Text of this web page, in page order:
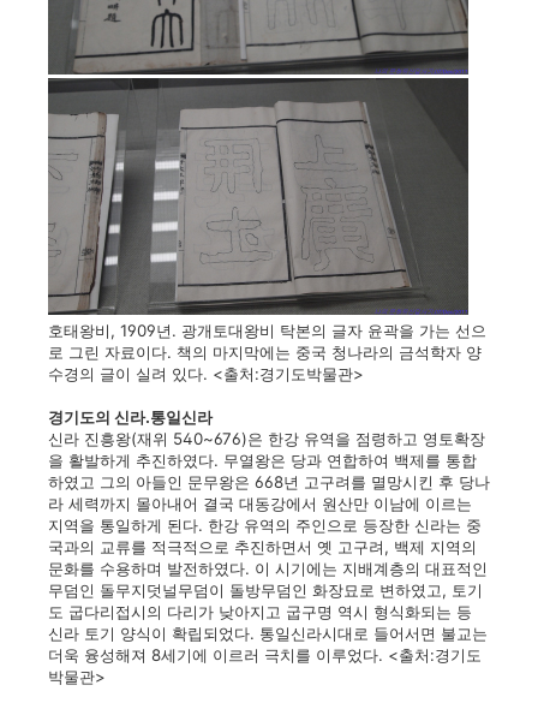
호태왕비, 1909년. 광개토대왕비 탁본의 글자 윤곽을 가는 선으
로 그린 자료이다. 책의 마지막에는 중국 청나라의 금석학자 양
수경의 글이 실려 있다. <출처:경기도박물관>
경기도의 신라.통일신라
신라 진흥왕(재위 540~676)은 한강 유역을 점령하고 영토확장
을 활발하게 추진하였다. 무열왕은 당과 연합하여 백제를 통합
하였고 그의 아들인 문무왕은 668년 고구려를 멸망시킨 후 당나
라 세력까지 몰아내어 결국 대동강에서 원산만 이남에 이르는
지역을 통일하게 된다. 한강 유역의 주인으로 등장한 신라는 중
국과의 교류를 적극적으로 추진하면서 옛 고구려, 백제 지역의
문화를 수용하며 발전하였다. 이 시기에는 지배계층의 대표적인
무덤인 돌무지덧널무덤이 돌방무덤인 화장묘로 변하였고, 토기
도 굽다리접시의 다리가 낮아지고 굽구명 역시 형식화되는 등
신라 토기 양식이 확립되었다. 통일신라시대로 들어서면 불교는
더욱 융성해져 8세기에 이르러 극치를 이루었다. <출처:경기도
박물관>